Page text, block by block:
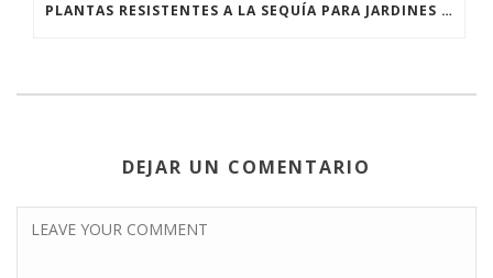
PLANTAS RESISTENTES A LA SEQUÍA PARA JARDINES EN SITGES Y EL GARRAF
DEJAR UN COMENTARIO